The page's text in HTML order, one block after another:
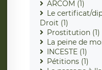
ARCOM (1)
Le certificat/
Droit (1)
Prostitution (1)
La peine de
INCESTE (1)
Pétitions (1)